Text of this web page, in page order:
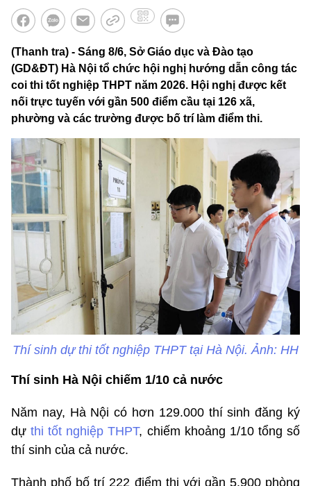
(Thanh tra) - Sáng 8/6, Sở Giáo dục và Đào tạo
(GD&ĐT) Hà Nội tổ chức hội nghị hướng dẫn công tác
coi thi tốt nghiệp THPT năm 2026. Hội nghị được kết
nối trực tuyến với gần 500 điểm cầu tại 126 xã,
phường và các trường được bố trí làm điểm thi.
Thí sinh dự thi tốt nghiệp THPT tại Hà Nội. Ảnh: HH
Thí sinh Hà Nội chiếm 1/10 cả nước
Năm nay, Hà Nội có hơn 129.000 thí sinh đăng ký
dựthi tốt nghiệp THPT, chiếm khoảng 1/10 tổng số
thí sinh của cả nước.
Thành phố bố trí 222 điểm thi với gần 5.900 phòng